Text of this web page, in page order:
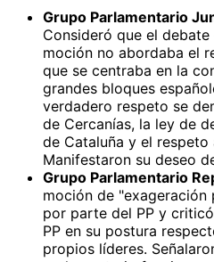
Grupo Parlamentario
Consideró que el
moción no abordaba el
que se centraba en la
grandes bloques
verdadero respeto se
de Cercanías, la ley de
de Cataluña y el respeto
Manifestaron su deseo
Grupo Parlamentario
moción de "exageración
por parte del PP y
PP en su postura
propios líderes.